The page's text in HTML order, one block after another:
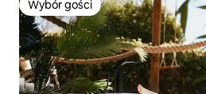
Wybór gości
Wybór gości